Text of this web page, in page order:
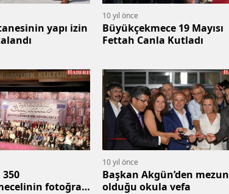
yapı izin
10 yıl önce
Büyükçekmece 19 Mayısı
Fettah Canla Kutladı
fotoğrafı
10 yıl önce
Başkan Akgün’den mezun
olduğu okula vefa